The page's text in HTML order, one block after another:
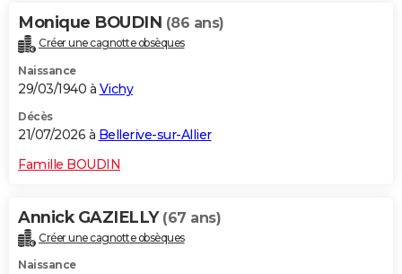
Monique BOUDIN (86 ans)
Créer une cagnotte obsèques
Naissance
29/03/1940 à Vichy
Décès
21/07/2026 à Bellerive-sur-Allier
Famille BOUDIN
Annick GAZIELLY (67 ans)
Créer une cagnotte obsèques
Naissance